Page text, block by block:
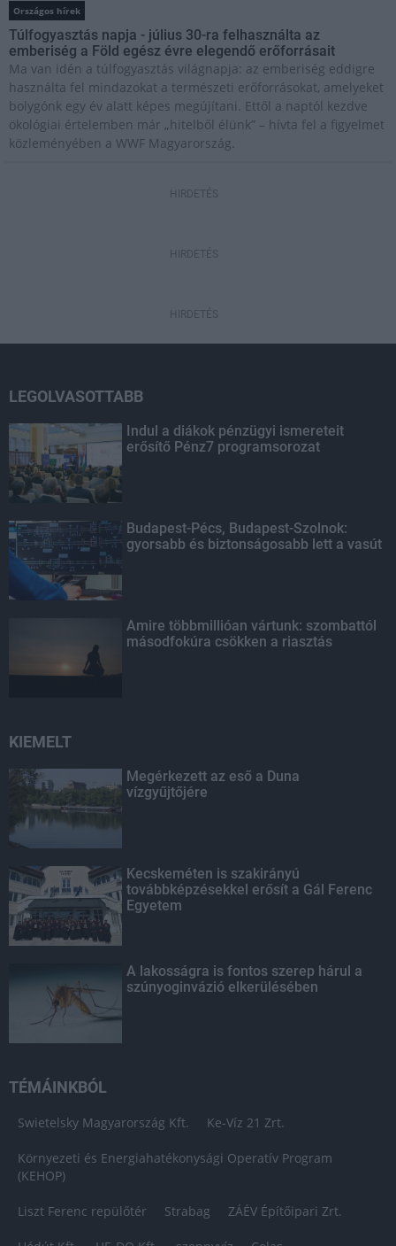
Országos hírek
Túlfogyasztás napja - július 30-ra felhasználta az
emberiség a Föld egész évre elegendő erőforrásait
Ma van idén a túlfogyasztás világnapja: az emberiség eddigre
használta fel mindazokat a természeti erőforrásokat, amelyeket
bolygónk egy év alatt képes megújítani. Ettől a naptól kezdve
ökológiai értelemben már „hitelből élünk” – hívta fel a figyelmet
közleményében a WWF Magyarország.
HIRDETÉS
HIRDETÉS
HIRDETÉS
LEGOLVASOTTABB
Indul a diákok pénzügyi ismereteit
erősítő Pénz7 programsorozat
Budapest-Pécs, Budapest-Szolnok:
gyorsabb és biztonságosabb lett a vasút
Amire többmillióan vártunk: szombattól
másodfokúra csökken a riasztás
KIEMELT
Megérkezett az eső a Duna
vízgyűjtőjére
Kecskeméten is szakirányú
továbbképzésekkel erősít a Gál Ferenc
Egyetem
A lakosságra is fontos szerep hárul a
szúnyoginvázió elkerülésében
TÉMÁINKBÓL
Swietelsky Magyarország Kft. Ke-Víz 21 Zrt.
Környezeti és Energiahatékonysági Operatív Program
(KEHOP)
Liszt Ferenc repülőtér Strabag ZÁÉV Építőipari Zrt.